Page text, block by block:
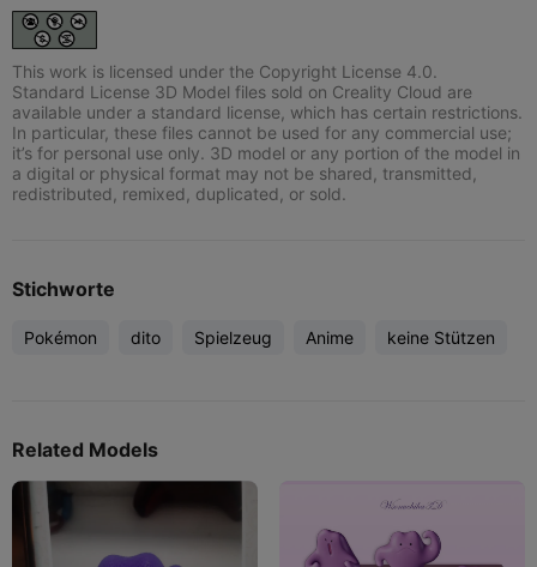
This work is licensed under the Copyright License 4.0.
Standard License 3D Model files sold on Creality Cloud are
available under a standard license, which has certain restrictions.
In particular, these files cannot be used for any commercial use;
it’s for personal use only. 3D model or any portion of the model in
a digital or physical format may not be shared, transmitted,
redistributed, remixed, duplicated, or sold.
Stichworte
Pokémon dito Spielzeug Anime keine Stützen
Related Models